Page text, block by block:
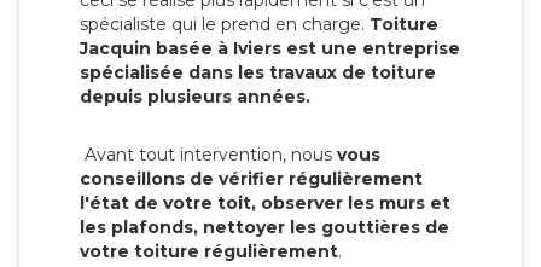
spécialiste qui le prend en charge. Toiture
Jacquin basée à Iviers est une entreprise
spécialisée dans les travaux de toiture
depuis plusieurs années.
Avant tout intervention, nous vous
conseillons de vérifier régulièrement
l'état de votre toit, observer les murs et
les plafonds, nettoyer les gouttières de
votre toiture régulièrement.